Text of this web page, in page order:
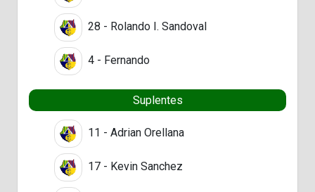
28 - Rolando I. Sandoval
4 - Fernando
Suplentes
11 - Adrian Orellana
17 - Kevin Sanchez